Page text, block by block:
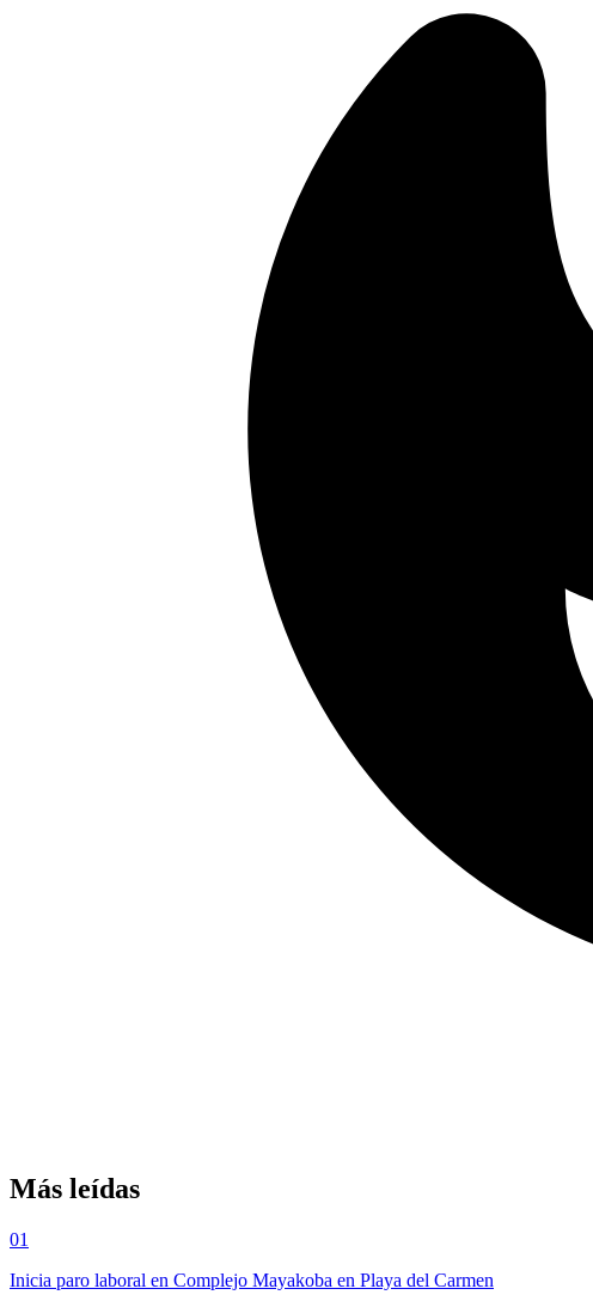
Más leídas
01
Inicia paro laboral en Complejo Mayakoba en Playa del Carmen